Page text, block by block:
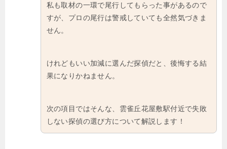
私も取材の一環で尾行してもらった事があるので
すが、プロの尾行は警戒していても全然気づきま
せん。
けれどもいい加減に選んだ探偵だと、後悔する結
果になりかねません。
次の項目ではそんな、雲雀丘花屋敷駅付近で失敗
しない探偵の選び方について解説します！